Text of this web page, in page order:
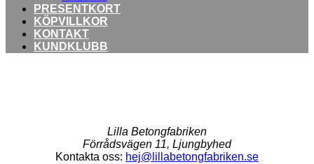
PRESENTKORT
KÖPVILLKOR
KONTAKT
KUNDKLUBB
Lilla Betongfabriken
Förrådsvägen 11, Ljungbyhed
Kontakta oss: hej@lillabetongfabriken.se